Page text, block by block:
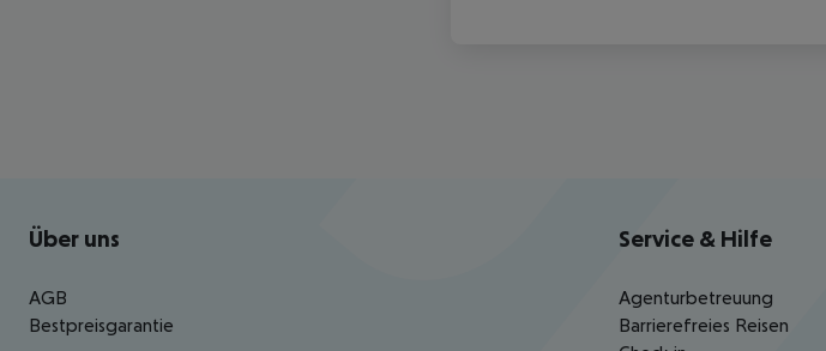
Footer navigation
Über uns
AGB
Bestpreisgarantie
Service & Hilfe
Agenturbetreuung
Barrierefreies Reisen